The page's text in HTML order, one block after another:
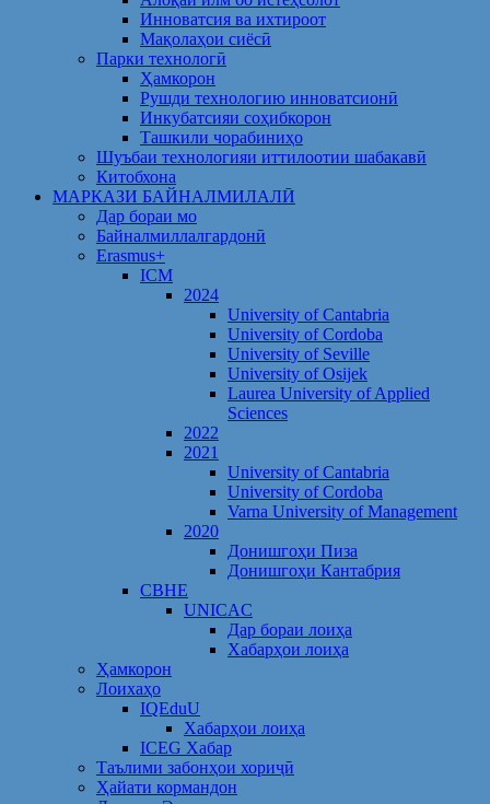
Инноватсия ва ихтироот
Мақолаҳои сиёсӣ
Парки технологӣ
Ҳамкорон
Рушди технологию инноватсионӣ
Инкубатсияи соҳибкорон
Ташкили чорабиниҳо
Шуъбаи технологияи иттилоотии шабакавӣ
Китобхона
МАРКАЗИ БАЙНАЛМИЛАЛӢ
Дар бораи мо
Байналмиллалгардонӣ
Erasmus+
ICM
2024
University of Cantabria
University of Cordoba
University of Seville
University of Osijek
Laurea University of Applied
Sciences
2022
2021
University of Cantabria
University of Cordoba
Varna University of Management
2020
Донишгоҳи Пиза
Донишгоҳи Кантабрия
CBHE
UNICAC
Дар бораи лоиҳа
Хабарҳои лоиҳа
Ҳамкорон
Лоихаҳо
IQEduU
Хабарҳои лоиҳа
ICEG Хабар
Таълими забонҳои хориҷӣ
Ҳайати кормандон